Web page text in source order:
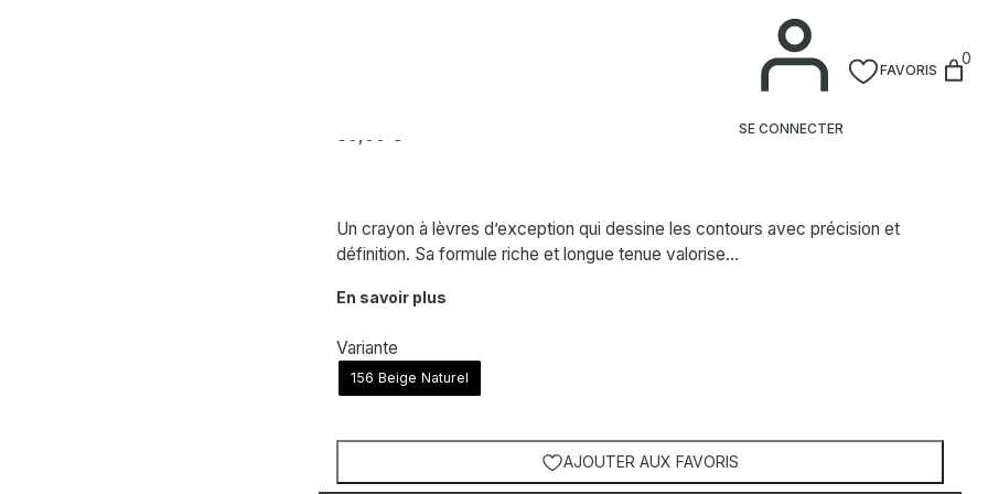
SE CONNECTER
FAVORIS
0
39,00 €
Un crayon à lèvres d’exception qui dessine les contours avec précision et
définition. Sa formule riche et longue tenue valorise…
En savoir plus
Variante
156 Beige Naturel
AJOUTER AUX FAVORIS